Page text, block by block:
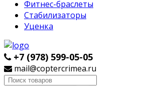
Фитнес-браслеты
Стабилизаторы
Уценка
+7 (978) 599-05-05
mail@coptercrimea.ru
Поиск: